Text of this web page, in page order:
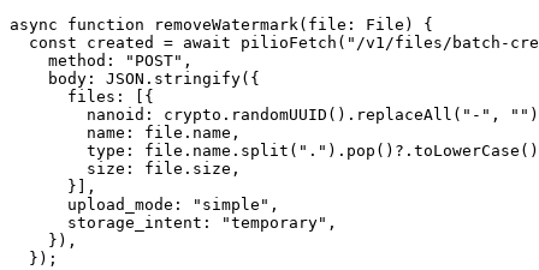
async function removeWatermark(file: File) {
const created = await pilioFetch("/v1/files/batch-
    method: "POST",
    body: JSON.stringify({
      files: [{
nanoid: crypto.randomUUID().replaceAll("-",
        name: file.name,
type:
        size: file.size,
      }],
      upload_mode: "simple",
      storage_intent: "temporary",
    }),
  });